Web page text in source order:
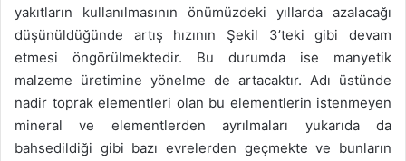
yakıtların kullanılmasının önümüzdeki yıllarda azalacağı
düşünüldüğünde artış hızının Şekil 3’teki gibi devam
etmesi öngörülmektedir. Bu durumda ise manyetik
malzeme üretimine yönelme de artacaktır. Adı üstünde
nadir toprak elementleri olan bu elementlerin istenmeyen
mineral ve elementlerden ayrılmaları yukarıda da
bahsedildiği gibi bazı evrelerden geçmekte ve bunların